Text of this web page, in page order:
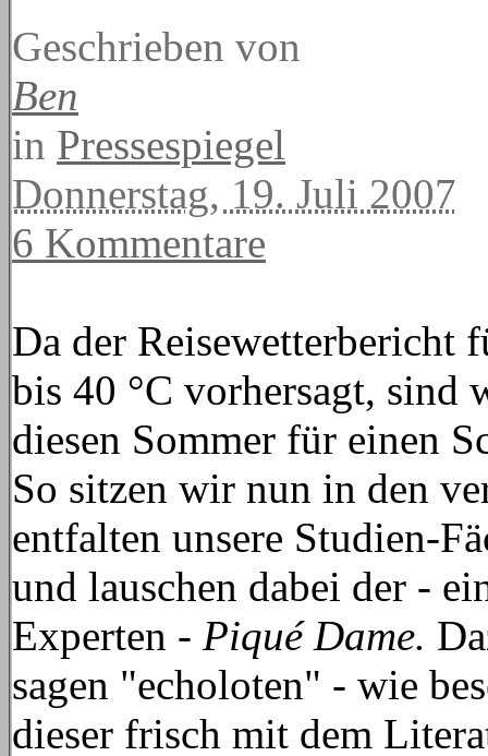
Geschrieben von
Ben
in Pressespiegel
Donnerstag, 19. Juli 2007
6 Kommentare
Da der Reisewetterbericht
bis 40 °C vorhersagt, sind
diesen Sommer für einen
So sitzen wir nun in den
entfalten unsere Studien-
und lauschen dabei der -
Experten - Piqué Dame.
sagen "echoloten" - wie
dieser frisch mit dem